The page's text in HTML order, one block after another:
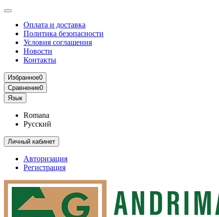
Оплата и доставка
Политика безопасности
Условия соглашения
Новости
Контакты
Избранное0
Сравнение0
Язык
Romana
Русский
Личный кабинет
Авторизация
Регистрация